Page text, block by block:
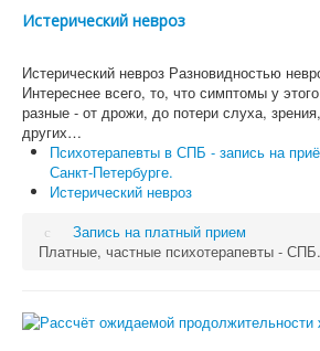
Истерический невроз
Истерический невроз Разновидностью
Интереснее всего, то, что симптомы у
разные - от дрожи, до потери слуха,
других…
Психотерапевты в СПБ - запись на
Санкт-Петербурге.
Истерический невроз
Запись на платный прием
Платные, частные психотерапевты -